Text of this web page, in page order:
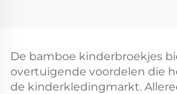
De bamboe kinderbroekjes
overtuigende voordelen die
de kinderkledingmarkt.